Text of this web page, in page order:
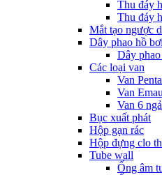
Thu đáy
Thu đáy
Mắt tạo ngược
Dây phao hồ bơi
Dây
Các loại van
Van
Van
Van 6 ngả
Bục xuất phát
Hộp gạn rác
Hộp đựng clo
Tube wall
Ống âm